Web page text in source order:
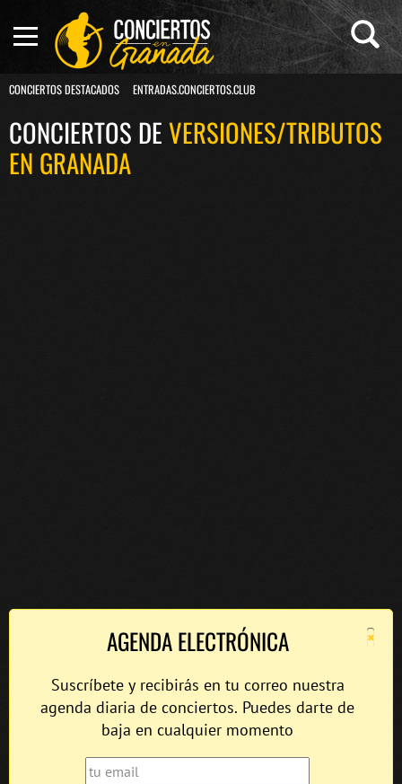
CONCIERTOS DESTACADOS ENTRADAS.CONCIERTOS.CLUB
CONCIERTOS DEVERSIONES/TRIBUTOS
EN GRANADA
×
AGENDA ELECTRÓNICA
Suscríbete y recibirás en tu correo nuestra
agenda diaria de conciertos. Puedes darte de
baja en cualquier momento